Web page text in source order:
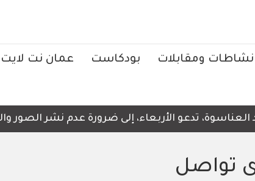
نشاطات ومقابلات بودكاست عمان نت لايت
تدعو الأربعاء، إلى ضرورة عدم نشر الصور
تواصل